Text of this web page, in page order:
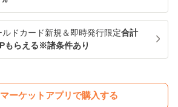
ルドカード新規＆即時発行限定合計
もらえる※諸条件あり
ーケットアプリで購入する